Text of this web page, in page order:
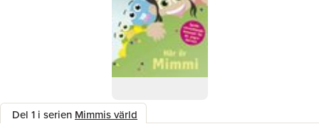
Del 1 i serien Mimmis värld